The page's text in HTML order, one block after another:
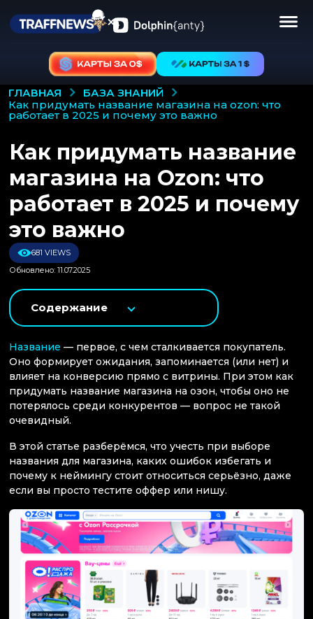
ГЛАВНАЯ
БАЗА ЗНАНИЙ
как придумать название магазина на ozon: что
работает в 2025 и почему это важно
Как придумать название
магазина на Ozon: что
работает в 2025 и почему
это важно
681 VIEWS
Обновлено: 11.07.2025
Содержание
Название — первое, с чем сталкивается покупатель.
Оно формирует ожидания, запоминается (или нет) и
влияет на конверсию прямо с витрины. При этом как
придумать название магазина на озон, чтобы оно не
потерялось среди конкурентов — вопрос не такой
очевидный.
В этой статье разберёмся, что учесть при выборе
названия для магазина, каких ошибок избегать и
почему к неймингу стоит относиться серьёзно, даже
если вы просто тестите оффер или нишу.